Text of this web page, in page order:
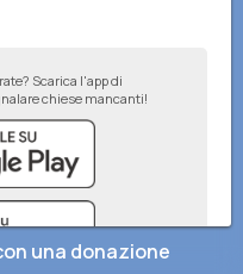
Scarica l'app di
chiese mancanti!
una donazione